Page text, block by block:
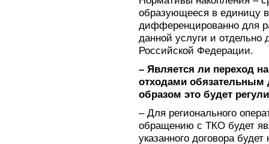
образующееся в единицу
дифференцированно для
данной услуги и отдельно
Российской Федерации.
– Является ли переход
отходами обязательным
образом это будет
– Для регионального
обращению с ТКО будет
указанного договора